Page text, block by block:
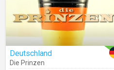
Deutschland
Die Prinzen